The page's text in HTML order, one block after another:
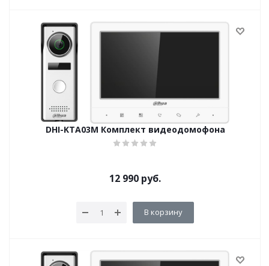
DHI-KTA03M Комплект видеодомофона
12 990 руб.
В корзину